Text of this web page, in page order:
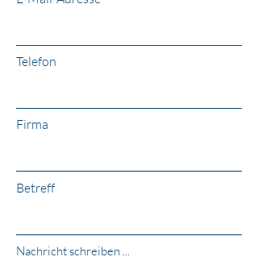
Telefon
Firma
Betreff
Nachricht schreiben ...